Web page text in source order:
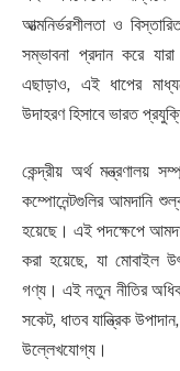
আত্মনির্ভরশীলতা ও
সম্ভাবনা প্রদান করে
এছাড়াও, এই ধাপের
উদাহরণ হিসাবে ভারত
কেন্দ্রীয় অর্থ মন্ত্রণালয়
কম্পোনেন্টগুলির আমদানি
হয়েছে। এই পদক্ষেপে
করা হয়েছে, যা মোবাইল
গণ্য। এই নতুন নীতির
সকেট, ধাতব যান্ত্রিক
উল্লেখযোগ্য।